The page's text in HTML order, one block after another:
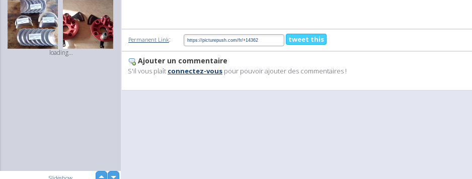
loading...
Permanent Link: tweet this
Ajouter un commentaire
S'il vous plaît connectez-vous pour pouvoir ajouter des commentaires !